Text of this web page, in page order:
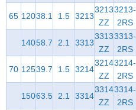
65 12038.1 1.5 3213
3213
ZZ
3213-
2RS
14058.7 2.1 3313
3313
ZZ
3313-
2RS
70 12539.7 1.5 3214
3214
ZZ
3214-
2RS
15063.5 2.1 3314
3314
ZZ
3314-
2RS